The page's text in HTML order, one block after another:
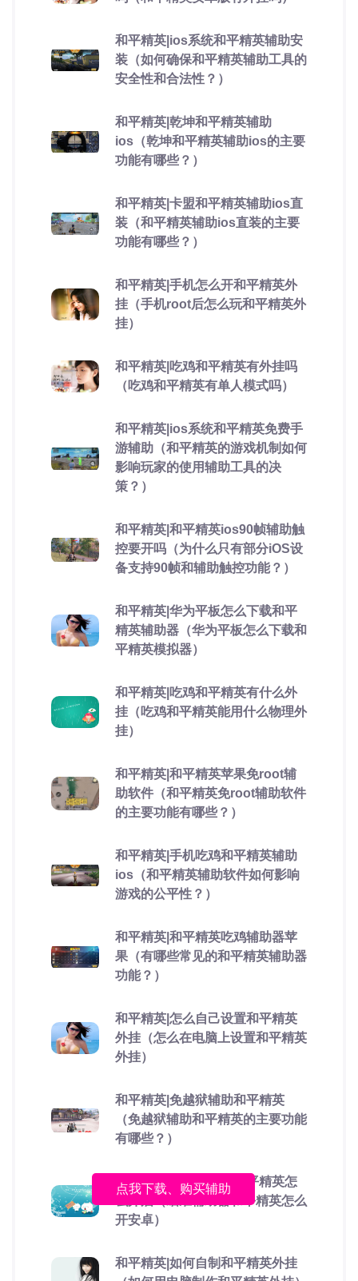
和平精英|ios系统和平精英辅助安
装（如何确保和平精英辅助工具的
安全性和合法性？）
和平精英|乾坤和平精英辅助
ios（乾坤和平精英辅助ios的主要
功能有哪些？）
和平精英|卡盟和平精英辅助ios直
装（和平精英辅助ios直装的主要
功能有哪些？）
和平精英|手机怎么开和平精英外
挂（手机root后怎么玩和平精英外
挂）
和平精英|吃鸡和平精英有外挂吗
（吃鸡和平精英有单人模式吗）
和平精英|ios系统和平精英免费手
游辅助（和平精英的游戏机制如何
影响玩家的使用辅助工具的决
策？）
和平精英|和平精英ios90帧辅助触
控要开吗（为什么只有部分iOS设
备支持90帧和辅助触控功能？）
和平精英|华为平板怎么下载和平
精英辅助器（华为平板怎么下载和
平精英模拟器）
和平精英|吃鸡和平精英有什么外
挂（吃鸡和平精英能用什么物理外
挂）
和平精英|和平精英苹果免root辅
助软件（和平精英免root辅助软件
的主要功能有哪些？）
和平精英|手机吃鸡和平精英辅助
ios（和平精英辅助软件如何影响
游戏的公平性？）
和平精英|和平精英吃鸡辅助器苹
果（有哪些常见的和平精英辅助器
功能？）
和平精英|怎么自己设置和平精英
外挂（怎么在电脑上设置和平精英
外挂）
和平精英|免越狱辅助和平精英
（免越狱辅助和平精英的主要功能
有哪些？）
和平精英|瞄准辅助器和平精英怎
么开启（瞄准辅助器和平精英怎么
开安卓）
和平精英|如何自制和平精英外挂
点我下载、购买辅助